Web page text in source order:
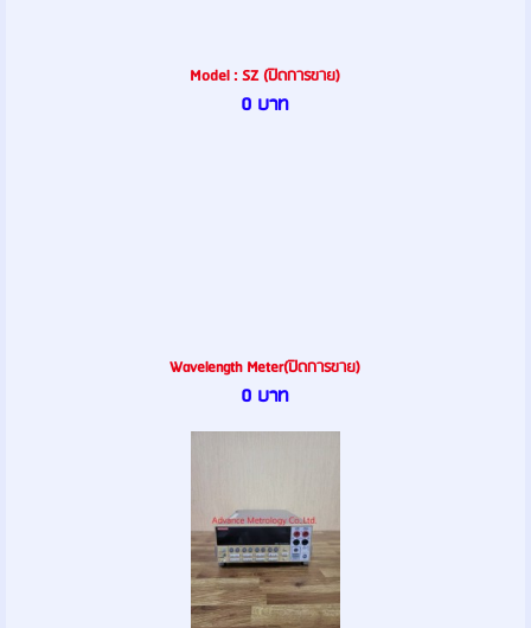
Model : SZ (ปิดการขาย)
0 บาท
Wavelength Meter(ปิดการขาย)
0 บาท